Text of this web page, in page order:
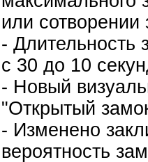
или сотворении
- Длительность
с 30 до 10
- Новый
"Открытый
- Изменено
вероятность